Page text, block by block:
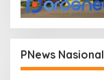
PNews Nasional